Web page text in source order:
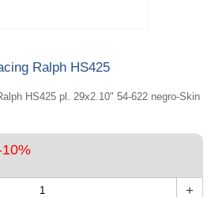
Ralph HS425
HS425 pl. 29x2.10" 54-622 negro-Skin
+